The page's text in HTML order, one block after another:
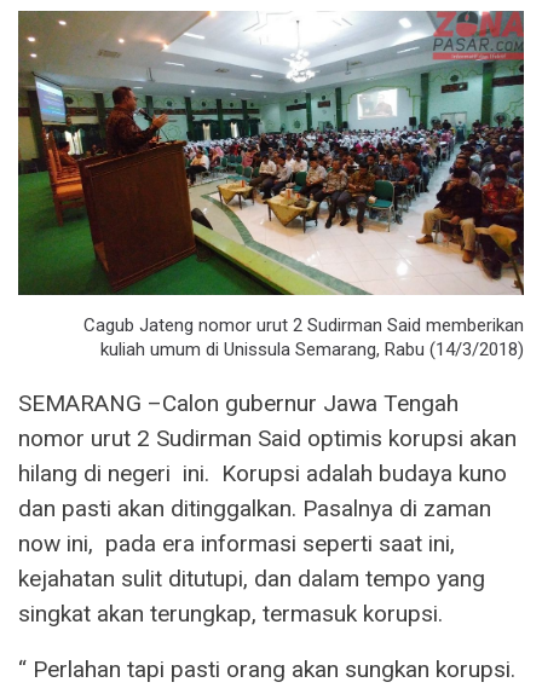
Cagub Jateng nomor urut 2 Sudirman Said memberikan
kuliah umum di Unissula Semarang, Rabu (14/3/2018)
SEMARANG –Calon gubernur Jawa Tengah
nomor urut 2 Sudirman Said optimis korupsi akan
hilang di negeri ini. Korupsi adalah budaya kuno
dan pasti akan ditinggalkan. Pasalnya di zaman
now ini, pada era informasi seperti saat ini,
kejahatan sulit ditutupi, dan dalam tempo yang
singkat akan terungkap, termasuk korupsi.
“ Perlahan tapi pasti orang akan sungkan korupsi.